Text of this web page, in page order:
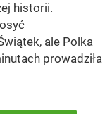
historii.
ale Polka
prowadziła